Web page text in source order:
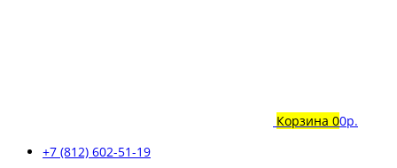
Корзина 00р.
+7 (812) 602-51-19